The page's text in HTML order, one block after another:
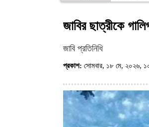
জাবির ছাত্রীকে
জাবি প্রতিনিধি
প্রকাশ: সোমবার, ১৮ মে, ২০২৬,